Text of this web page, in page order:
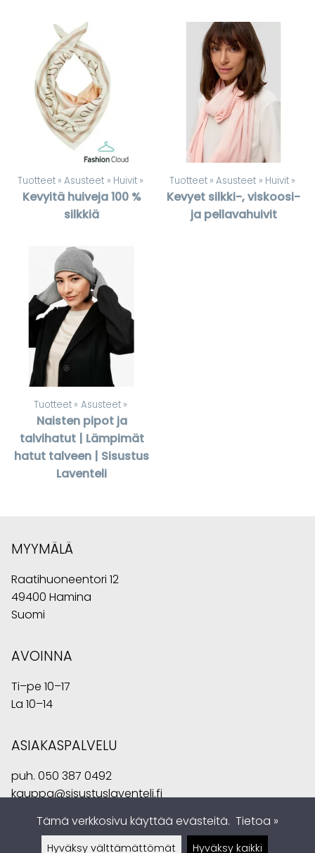
Tuotteet ‪» Asusteet ‪» Huivit ‪»
Kevyitä huiveja 100 %
silkkiä
Tuotteet ‪» Asusteet ‪» Huivit ‪»
Kevyet silkki-, viskoosi-
ja pellavahuivit
Tuotteet ‪» Asusteet ‪»
Naisten pipot ja
talvihatut | Lämpimät
hatut talveen | Sisustus
Laventeli
MYYMÄLÄ
Raatihuoneentori 12
49400 Hamina
Suomi
AVOINNA
Ti–pe 10–17
La 10–14
ASIAKASPALVELU
puh. 050 387 0492
kauppa@sisustuslaventeli.fi
Tämä verkkosivu käyttää evästeitä. Tietoa »
Hyväksy välttämättömät Hyväksy kaikki